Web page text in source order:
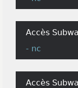
Accès
- nc
Accès